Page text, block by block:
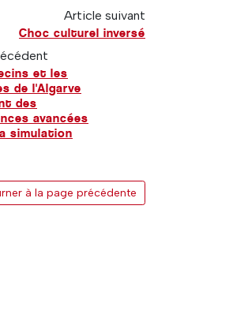
Article suivant
Choc culturel inversé
et les
de l'Algarve
des
avancées
simulation
à la page précédente